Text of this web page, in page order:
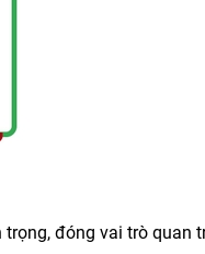
đóng vai trò quan